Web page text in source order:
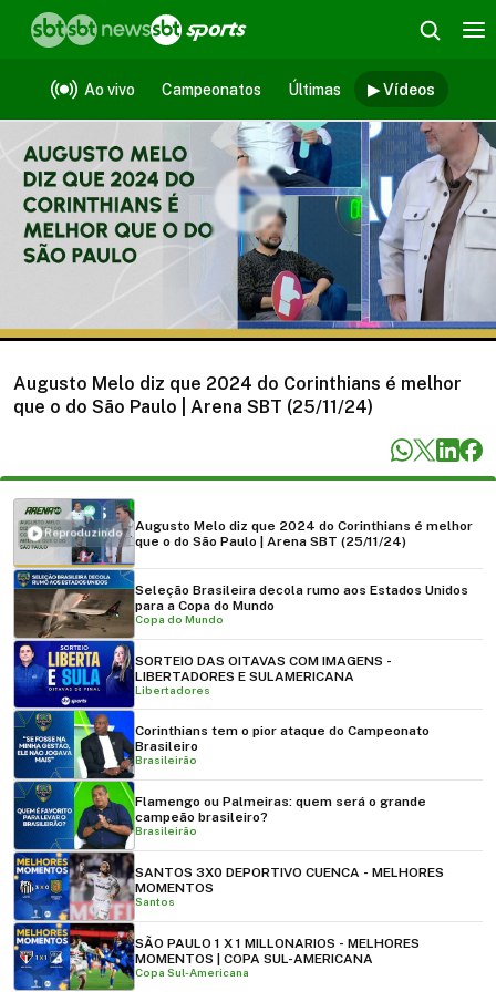
Ao vivo Campeonatos Últimas ▶ Vídeos
Vídeos
Augusto Melo diz que 2024 do Corinthians é melhor
que o do São Paulo | Arena SBT (25/11/24)
Reproduzindo
Augusto Melo diz que 2024 do Corinthians é melhor
que o do São Paulo | Arena SBT (25/11/24)
Seleção Brasileira decola rumo aos Estados Unidos
para a Copa do Mundo
Copa do Mundo
SORTEIO DAS OITAVAS COM IMAGENS -
LIBERTADORES E SULAMERICANA
Libertadores
Corinthians tem o pior ataque do Campeonato
Brasileiro
Brasileirão
Flamengo ou Palmeiras: quem será o grande
campeão brasileiro?
Brasileirão
SANTOS 3X0 DEPORTIVO CUENCA - MELHORES
MOMENTOS
Santos
SÃO PAULO 1 X 1 MILLONARIOS - MELHORES
MOMENTOS | COPA SUL-AMERICANA
Copa Sul-Americana